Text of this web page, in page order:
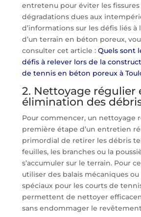
entretenu pour éviter les fissures
dégradations dues aux
d’informations sur les défis liés
d’un terrain en béton poreux,
consulter cet article : Quels sont
défis à relever lors de la
de tennis en béton poreux à
2. Nettoyage régulier
élimination des
Pour commencer, un nettoyage
première étape d’un entretien
primordial de retirer les débris
feuilles, les branches ou la
s’accumuler sur le terrain. Pour
utiliser des balais mécaniques ou
spéciaux pour les courts de
permettent de nettoyer
sans endommager le